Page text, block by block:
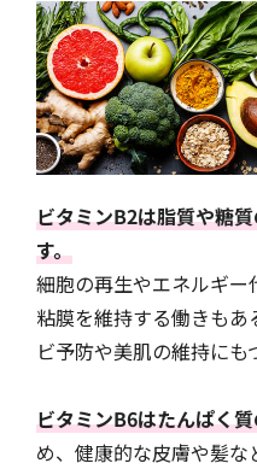
ビタミンB2は脂質や糖
す。
細胞の再生やエネルギ
粘膜を維持する働きも
ビ予防や美肌の維持にも
ビタミンB6はたんぱく
め、健康的な皮膚や髪な